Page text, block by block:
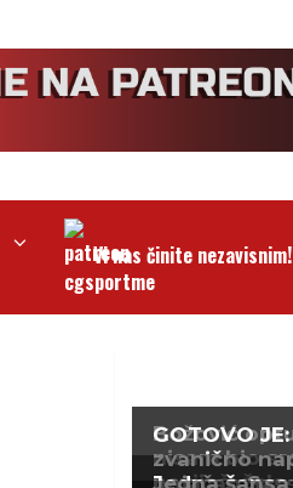
Vi nas činite nezavisnim!